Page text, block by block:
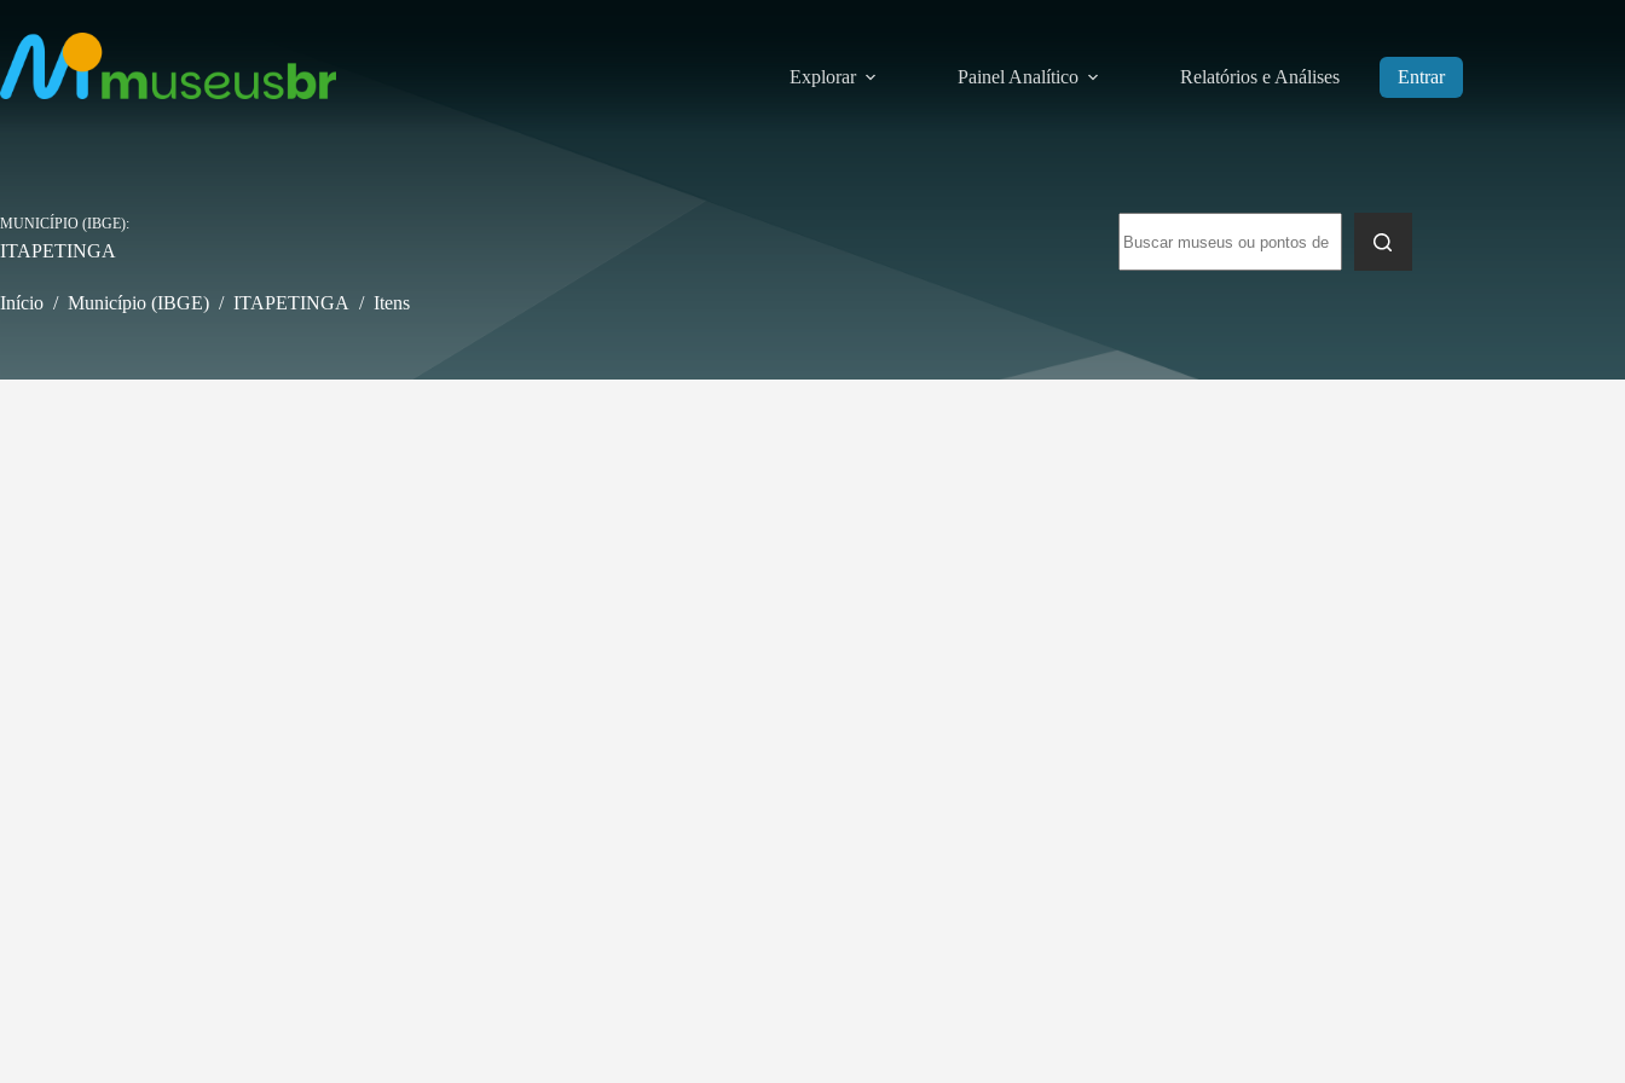
para
conteúdo
Explorar Painel Analítico Relatórios e Análises Entrar
resultados
MUNICÍPIO (IBGE)
ITAPETINGA
Início / Município (IBGE) / ITAPETINGA / Itens